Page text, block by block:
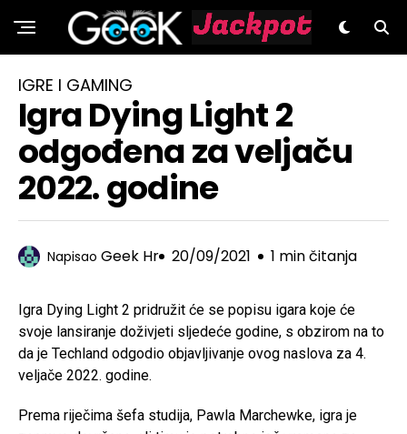
GeeK.hr
IGRE I GAMING
Igra Dying Light 2
odgođena za veljaču
2022. godine
Napisao Geek Hr 20/09/2021 1 min čitanja
Igra Dying Light 2 pridružit će se popisu igara koje će
svoje lansiranje doživjeti sljedeće godine, s obzirom na to
da je Techland odgodio objavljivanje ovog naslova za 4.
veljače 2022. godine.
Prema riječima šefa studija, Pawla Marchewke, igra je